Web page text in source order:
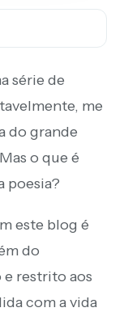
série de
me
do grande
o que é
poesia?
este blog é
do
restrito aos
com a vida